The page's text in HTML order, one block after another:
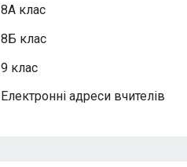
8А клас
8Б клас
9 клас
Електронні адреси вчителів